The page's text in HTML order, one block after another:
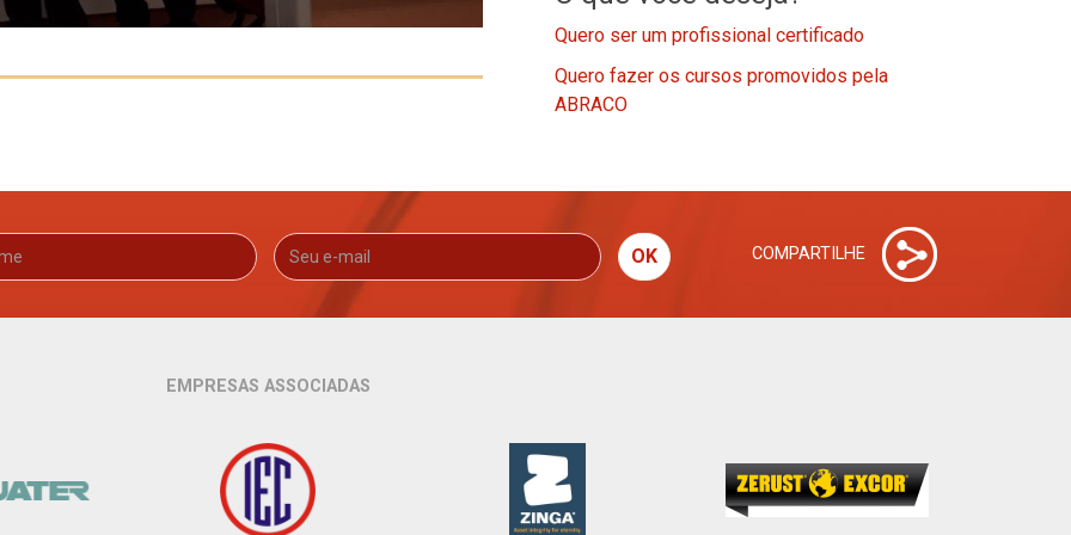
Quero ser um profissional certificado
Quero fazer os cursos promovidos pela
ABRACO
OK COMPARTILHE
EMPRESAS ASSOCIADAS